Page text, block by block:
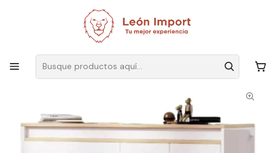
Envíos GRATIS
Dormitorio
Mueble Comoda Organizadora Multifuncional 6 Cajones